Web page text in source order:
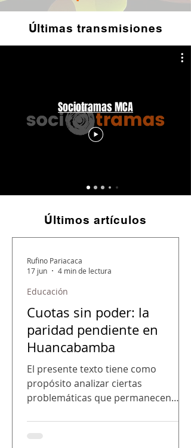
Últimas transmisiones
Sociotramas MCA
Últimos artículos
Cuotas sin poder: la
paridad pendiente en
Huancabamba
El presente texto tiene como
propósito analizar ciertas
problemáticas que permanecen
femenina en los ámbitos de
Educación
Rufino Pariacaca
17 jun
4 min de lectura